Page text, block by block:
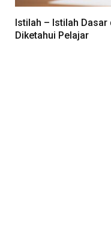
Istilah – Istilah Dasar
Diketahui Pelajar